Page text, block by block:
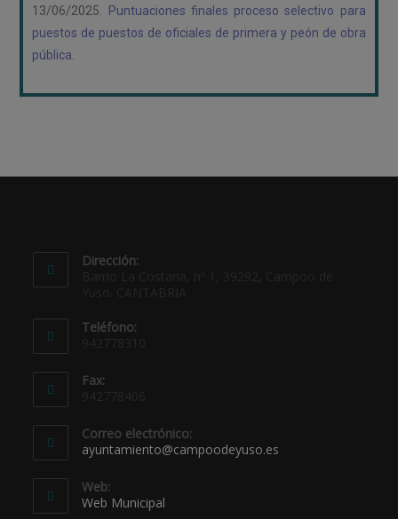
13/06/2025.
Puntuaciones finales proceso selectivo para
puestos de puestos de oficiales de primera y peón de obra
pública.
Dirección:
Teléfono:
Fax:
Correo electrónico:
ayuntamiento@campoodeyuso.es
Web:
Web Municipal